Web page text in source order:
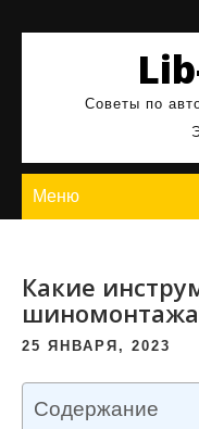
Советы по
Меню
Какие
25 ЯНВАРЯ, 2023
Содержание